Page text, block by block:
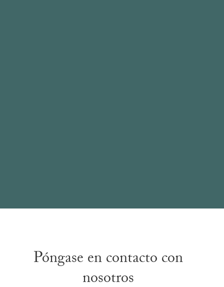
Póngase en contacto con
nosotros